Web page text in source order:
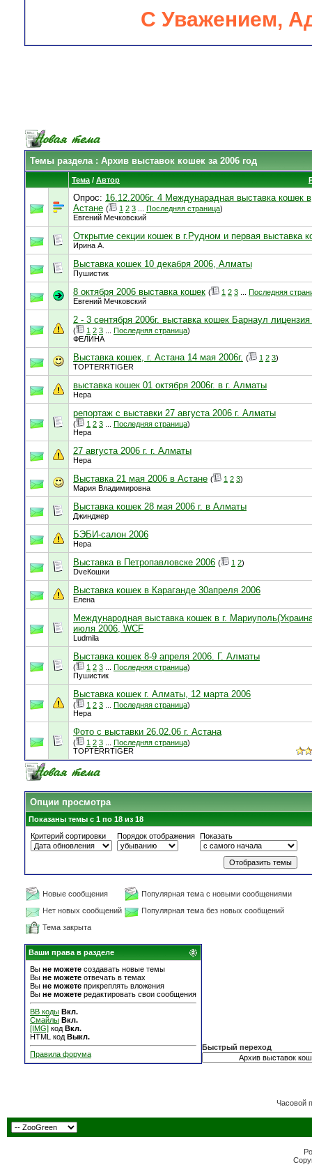
С Уважением,
Темы раздела: Архив выставок кошек за 2006 год
Тема / Автор
Опрос: 16.12.2006г. 4 Междунарадная выставка кошек в
Астане ( 1 2 3 Последняя страница)
Евгений Мечковский
Открытие секции кошек в г.Рудном и первая выставка
Ирина А.
Выставка кошек 10 декабря 2006, Алматы
Пушистик
8 октября 2006 выставка кошек ( 1 2 3
Последняя
Евгений Мечковский
2 - 3 сентября 2006г. выставка кошек Барнаул
( 1 2 3 Последняя страница)
ФЕЛИНА
Выставка кошек, г. Астана 14 мая 2006г. ( 1 2 3)
TOPTERRTIGER
выставка кошек 01 октября 2006г. в г. Алматы
Нера
репортаж с выставки 27 августа 2006 г. Алматы
( 1 2 3 Последняя страница)
Нера
27 августа 2006 г. г. Алматы
Нера
Выставка 21 мая 2006 в Астане ( 1 2 3)
Мария Владимировна
Выставка кошек 28 мая 2006 г. в Алматы
Джинджер
БЭБИ-салон 2006
Нера
Выставка в Петропавловске 2006 ( 1 2)
DveКошки
Выставка кошек в Караганде 30апреля 2006
Елена
Международная выставка кошек в г.
июля 2006, WCF
Ludmila
Выставка кошек 8-9 апреля 2006. Г. Алматы
( 1 2 3 Последняя страница)
Пушистик
Выставка кошек г. Алматы, 12 марта 2006
( 1 2 3 Последняя страница)
Нера
Фото с выставки 26.02.06 г. Астана
( 1 2 3 Последняя страница)
TOPTERRTIGER
Опции просмотра
Показаны темы с 1 по 18 из 18
Критерий сортировки
Порядок отображения Показать
Новые сообщения
Популярная тема с новыми сообщениями
Нет новых сообщений
Популярная тема без новых сообщений
Тема закрыта
Ваши права в разделе
Вы не можете создавать новые темы
Вы не можете отвечать в темах
Вы не можете прикреплять вложения
Вы не можете редактировать свои сообщения
BB коды Вкл.
Смайлы Вкл.
[IMG] код Вкл.
HTML код Выкл.
Правила форума
Быстрый переход
Часовой